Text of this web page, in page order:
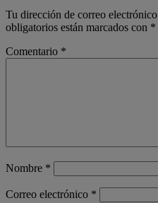
Tu dirección de correo
obligatorios están marcados con *
Comentario *
Nombre *
Correo electrónico *